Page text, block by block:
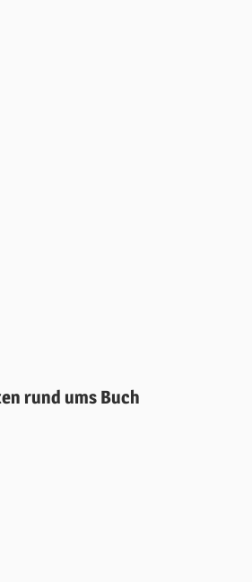
rund ums Buch